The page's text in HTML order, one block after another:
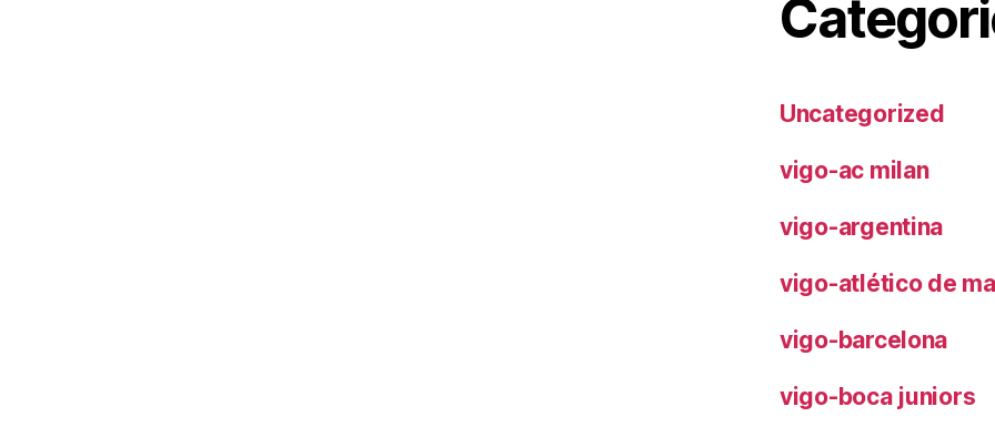
Uncategorized
vigo-ac milan
vigo-argentina
vigo-atlético de
vigo-barcelona
vigo-boca juniors